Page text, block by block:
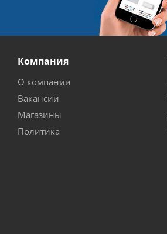
Компания
О компании
Вакансии
Магазины
Политика